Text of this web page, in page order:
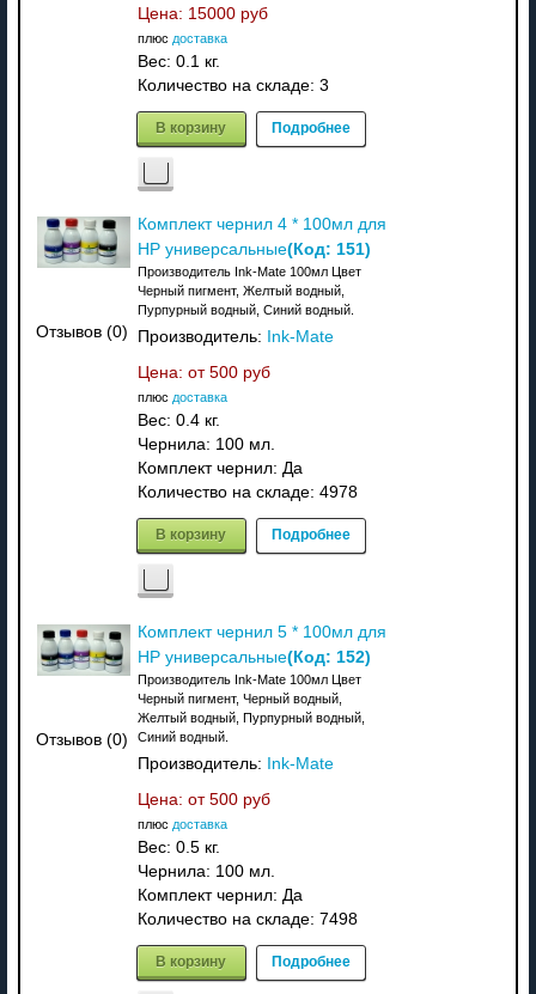
Цена: 15000 руб
плюс доставка
Вес: 0.1 кг.
Количество на складе: 3
В корзину Подробнее
Отзывов (0)
Комплект чернил 4 * 100мл для
HP универсальные(Код: 151)
Производитель Ink-Mate 100мл Цвет
Черный пигмент, Желтый водный,
Пурпурный водный, Синий водный.
Производитель: Ink-Mate
Цена: от 500 руб
плюс доставка
Вес: 0.4 кг.
Чернила: 100 мл.
Комплект чернил: Да
Количество на складе: 4978
В корзину Подробнее
Отзывов (0)
Комплект чернил 5 * 100мл для
HP универсальные(Код: 152)
Производитель Ink-Mate 100мл Цвет
Черный пигмент, Черный водный,
Желтый водный, Пурпурный водный,
Синий водный.
Производитель: Ink-Mate
Цена: от 500 руб
плюс доставка
Вес: 0.5 кг.
Чернила: 100 мл.
Комплект чернил: Да
Количество на складе: 7498
В корзину Подробнее